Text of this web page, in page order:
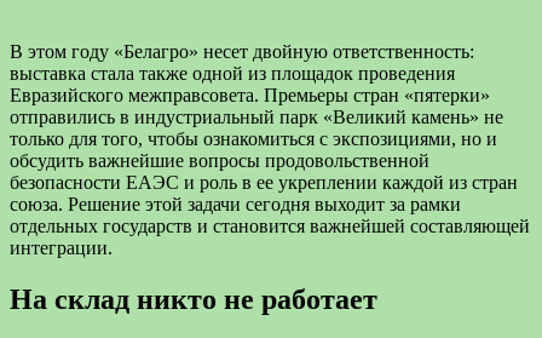
В этом году «Белагро» несет двойную ответственность:
выставка стала также одной из площадок проведения
Евразийского межправсовета. Премьеры стран «пятерки»
отправились в индустриальный парк «Великий камень» не
только для того, чтобы ознакомиться с экспозициями, но и
обсудить важнейшие вопросы продовольственной
безопасности ЕАЭС и роль в ее укреплении каждой из стран
союза. Решение этой задачи сегодня выходит за рамки
отдельных государств и становится важнейшей составляющей
интеграции.
На склад никто не работает